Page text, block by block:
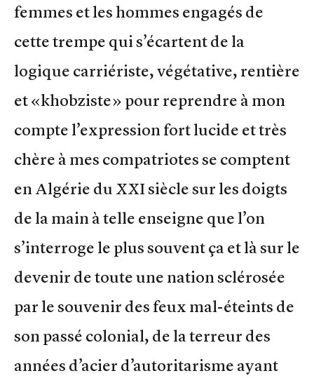
femmes et les hommes engagés de
cette trempe qui s’écartent de la
logique carriériste, végétative, rentière
et «khobziste» pour reprendre à mon
compte l’expression fort lucide et très
chère à mes compatriotes se comptent
en Algérie du XXI siècle sur les doigts
de la main à telle enseigne que l’on
s’interroge le plus souvent ça et là sur le
devenir de toute une nation sclérosée
par le souvenir des feux mal-éteints de
son passé colonial, de la terreur des
années d’acier d’autoritarisme ayant